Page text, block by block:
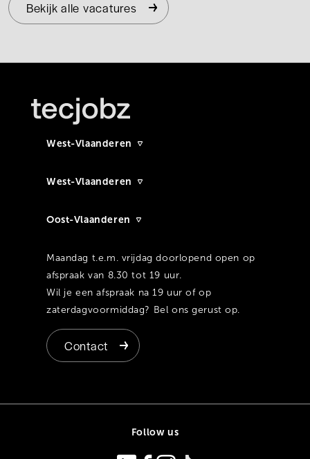
Bekijk alle vacatures
West-Vlaanderen
West-Vlaanderen
Oost-Vlaanderen
Maandag t.e.m. vrijdag doorlopend open op
afspraak van 8.30 tot 19 uur.
Wil je een afspraak na 19 uur of op
zaterdagvoormiddag? Bel ons gerust op.
Contact
Follow us